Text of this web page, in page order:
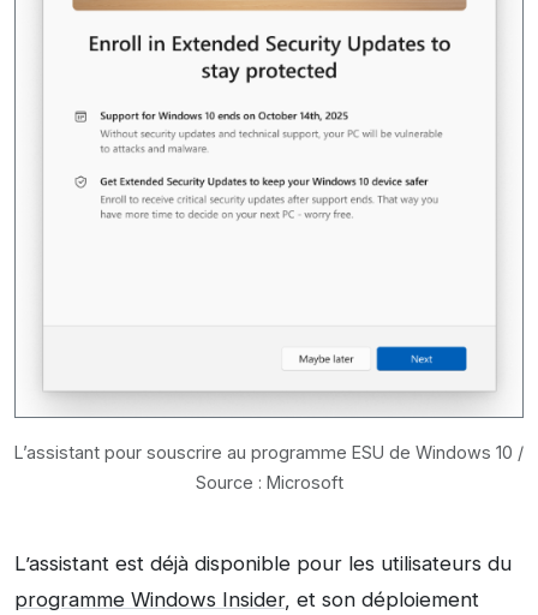
L’assistant pour souscrire au programme ESU de Windows 10 /
Source : Microsoft
L’assistant est déjà disponible pour les utilisateurs du
programme Windows Insider, et son déploiement